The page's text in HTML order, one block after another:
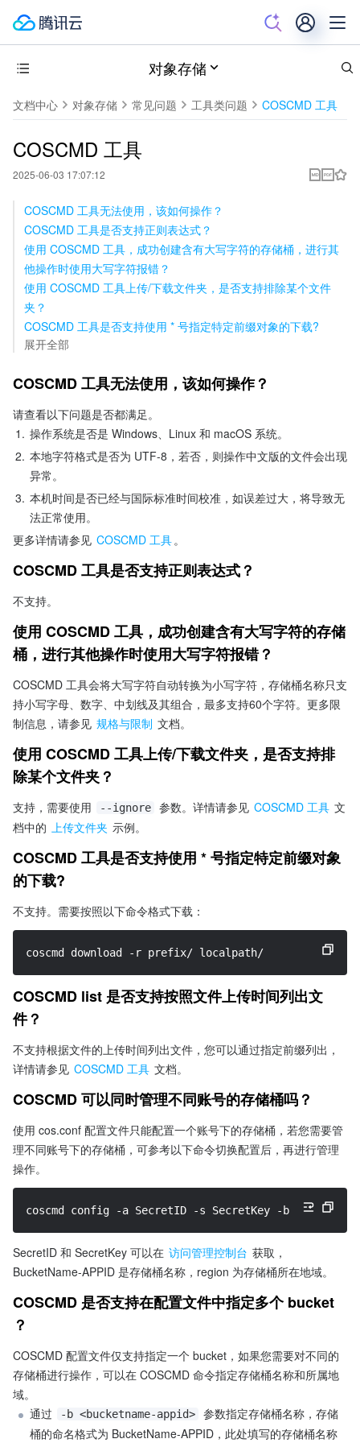
对象存储
文档中心 对象存储 常见问题 工具类问题 COSCMD 工具
COSCMD 工具
2025-06-03 17:07:12
COSCMD 工具无法使用，该如何操作？
COSCMD 工具是否支持正则表达式？
使用 COSCMD 工具，成功创建含有大写字符的存储桶，进行其
他操作时使用大写字符报错？
使用 COSCMD 工具上传/下载文件夹，是否支持排除某个文件
夹？
COSCMD 工具是否支持使用 * 号指定特定前缀对象的下载?
展开全部
COSCMD 工具无法使用，该如何操作？
请查看以下问题是否都满足。
1. 操作系统是否是 Windows、Linux 和 macOS 系统。
2. 本地字符格式是否为 UTF-8，若否，则操作中文版的文件会出现
异常。
3. 本机时间是否已经与国际标准时间校准，如误差过大，将导致无
法正常使用。
更多详情请参见 COSCMD 工具。
COSCMD 工具是否支持正则表达式？
不支持。
使用 COSCMD 工具，成功创建含有大写字符的存储
桶，进行其他操作时使用大写字符报错？
COSCMD 工具会将大写字符自动转换为小写字符，存储桶名称只支
持小写字母、数字、中划线及其组合，最多支持60个字符。更多限
制信息，请参见 规格与限制 文档。
使用 COSCMD 工具上传/下载文件夹，是否支持排
除某个文件夹？
支持，需要使用 --ignore 参数。详情请参见 COSCMD 工具 文
档中的 上传文件夹 示例。
COSCMD 工具是否支持使用 * 号指定特定前缀对象
的下载?
不支持。需要按照以下命令格式下载：
coscmd download -r prefix/ localpath/
COSCMD list 是否支持按照文件上传时间列出文
件？
不支持根据文件的上传时间列出文件，您可以通过指定前缀列出，
详情请参见 COSCMD 工具 文档。
COSCMD 可以同时管理不同账号的存储桶吗？
使用 cos.conf 配置文件只能配置一个账号下的存储桶，若您需要管
理不同账号下的存储桶，可参考以下命令切换配置后，再进行管理
操作。
coscmd config -a SecretID -s SecretKey -b
SecretID 和 SecretKey 可以在 访问管理控制台 获取，
BucketName-APPID 是存储桶名称，region 为存储桶所在地域。
COSCMD 是否支持在配置文件中指定多个 bucket
？
COSCMD 配置文件仅支持指定一个 bucket，如果您需要对不同的
存储桶进行操作，可以在 COSCMD 命令指定存储桶名称和所属地
域。
通过
-b <bucketname-appid>
参数指定存储桶名称，存储
桶的命名格式为 BucketName-APPID，此处填写的存储桶名称